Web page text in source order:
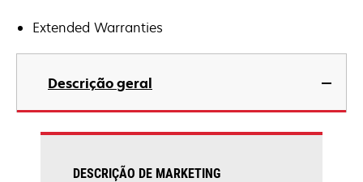
Extended Warranties
Descrição geral
DESCRIÇÃO DE MARKETING